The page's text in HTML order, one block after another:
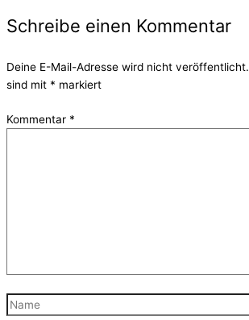
Schreibe einen Kommentar
Deine E-Mail-Adresse wird nicht veröffentlicht.
sind mit * markiert
Kommentar *
Name